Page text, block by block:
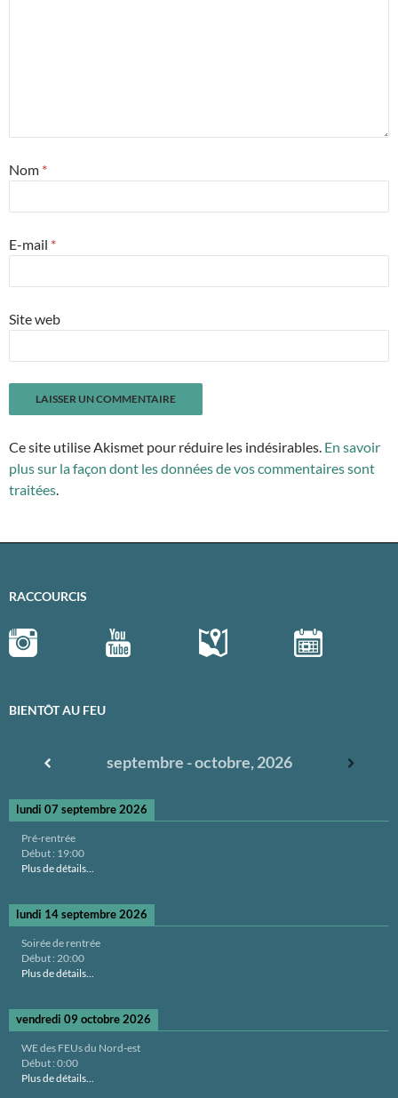
Nom *
E-mail *
Site web
Ce site utilise Akismet pour réduire les indésirables. En savoir
plus sur la façon dont les données de vos commentaires sont
traitées.
RACCOURCIS
BIENTÔT AU FEU
septembre - octobre, 2026
lundi 07 septembre 2026
Pré-rentrée
Début : 19:00
Plus de détails...
lundi 14 septembre 2026
Soirée de rentrée
Début : 20:00
Plus de détails...
vendredi 09 octobre 2026
WE des FEUs du Nord-est
Début : 0:00
Plus de détails...